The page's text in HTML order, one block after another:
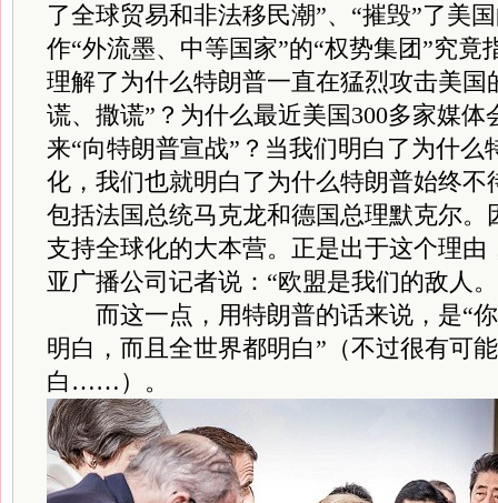
了全球贸易和非法移民潮”、“摧毁”了美
作“外流墨、中等国家”的“权势集团”究竟
理解了为什么特朗普一直在猛烈攻击美国
谎、撒谎”？为什么最近美国300多家媒体
来“向特朗普宣战”？当我们明白了为什么
化，我们也就明白了为什么特朗普始终不
包括法国总统马克龙和德国总理默克尔。
支持全球化的大本营。正是出于这个理由
亚广播公司记者说：“欧盟是我们的敌人
而这一点，用特朗普的话来说，是“你
明白，而且全世界都明白”（不过很有可
白……）。